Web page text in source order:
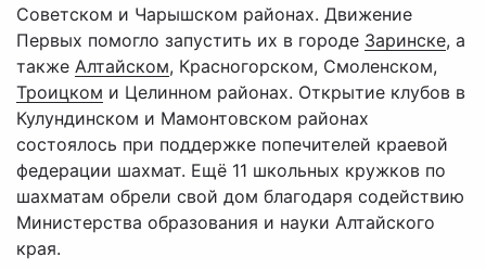
Советском и Чарышском районах. Движение
Первых помогло запустить их в городе Заринске, а
также Алтайском, Красногорском, Смоленском,
Троицком и Целинном районах. Открытие клубов в
Кулундинском и Мамонтовском районах
состоялось при поддержке попечителей краевой
федерации шахмат. Ещё 11 школьных кружков по
шахматам обрели свой дом благодаря содействию
Министерства образования и науки Алтайского
края.